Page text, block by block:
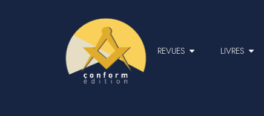
REVUES LIVRES